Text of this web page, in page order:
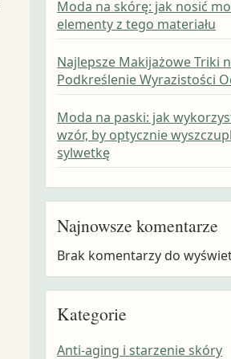
Moda na skórę: jak nosić
elementy z tego materiału
Najlepsze Makijażowe Triki
Podkreślenie Wyrazistości
Moda na paski: jak
wzór, by optycznie
sylwetkę
Najnowsze komentarze
Brak komentarzy do
Kategorie
Anti-aging i starzenie skóry